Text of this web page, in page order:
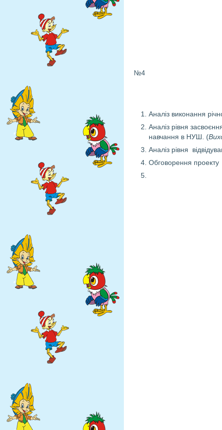
№4
Аналіз виконання
Аналіз рівня
навчання в НУШ. (
Аналіз рівня
Обговорення проекту